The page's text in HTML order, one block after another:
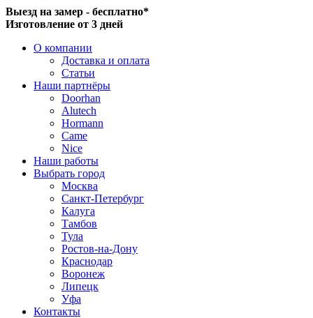
Выезд на замер - бесплатно*
Изготовление от 3 дней
О компании
Доставка и оплата
Статьи
Наши партнёры
Doorhan
Alutech
Hormann
Came
Nice
Наши работы
Выбрать город
Москва
Санкт-Петербург
Калуга
Тамбов
Тула
Ростов-на-Дону
Краснодар
Воронеж
Липецк
Уфа
Контакты